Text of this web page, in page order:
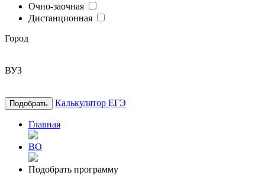
Очно-заочная
Дистанционная
Город
ВУЗ
Подобрать Калькулятор ЕГЭ
Главная
ВО
Подобрать программу